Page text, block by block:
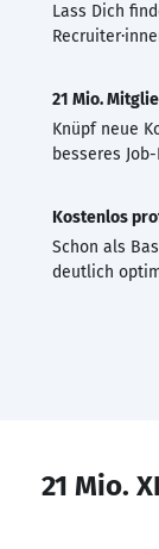
Lass Dich
21 Mio.
Knüpf neue
besseres
Kostenlos
Schon als
deutlich
21 Mio.